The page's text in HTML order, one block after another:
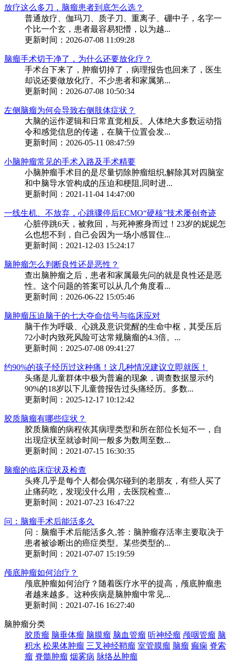
放疗这么多刀，脑瘤患者到底怎么选？
普通放疗、伽玛刀、质子刀、重离子、硼中子，名字一
个比一个玄，患者最容易犯懵，以为越...
更新时间：2026-07-08 11:09:28
脑瘤手术切干净了，为什么还要放化疗？
手术台下来了，肿瘤切掉了，病理报告也回来了，医生
却说还要做放化疗。不少患者和家属第...
更新时间：2026-07-08 10:50:34
左侧脑瘤为何会导致右侧肢体症状？
大脑的运作逻辑和日常直觉相反。人体绝大多数运动指
令和感觉信息的传递，在脑干位置会发...
更新时间：2026-05-11 08:47:59
小脑肿瘤常见的手术入路及手术精要
小脑肿瘤手术目的是尽量切除肿瘤组织,解除其对四脑室
和中脑导水管构成的压迫和梗阻,同时进...
更新时间：2021-11-04 14:47:00
一线生机、不放弃，心跳骤停后ECMO“硬核”技术屡创奇迹
心脏停跳6天，被救回，与死神擦身而过！23岁的妮妮怎
么也想不到，自己会因为一场小感冒住...
更新时间：2021-12-03 15:24:17
脑肿瘤怎么判断良性还是恶性？
查出脑肿瘤之后，患者和家属最先问的就是良性还是恶
性。这个问题的答案可以从几个角度看...
更新时间：2026-06-22 15:05:46
脑肿瘤压迫脑干的七大夺命信号与临床应对
脑干作为呼吸、心跳及意识觉醒的生命中枢，其受压后
72小时内致死风险可达常规脑瘤的4.3倍。...
更新时间：2025-07-08 09:41:27
约90%的孩子经历过这种痛！这几种情况建议立即就医！
头痛是儿童群体中极为普遍的现象，调查数据显示约
90%的18岁以下儿童曾报告过头痛经历。多数...
更新时间：2025-12-17 10:12:42
胶质脑瘤有哪些症状？
胶质脑瘤的病程依其病理类型和所在部位长短不一，自
出现症状至就诊时间一般多为数周至数...
更新时间：2021-07-15 16:30:35
脑瘤的临床症状及检查
头疼几乎是每个人都会偶尔碰到的老朋友，有些人买了
止痛药吃，发现没什么用，去医院检查...
更新时间：2021-07-23 16:47:22
问：脑瘤手术后能活多久
问：脑瘤手术后能活多久,答：脑肿瘤存活率主要取决于
患者被诊断出的癌症类型。某些类型的...
更新时间：2021-07-07 15:19:59
颅底肿瘤如何治疗？
颅底肿瘤如何治疗？随着医疗水平的提高，颅底肿瘤患
者越来越多。这种疾病是脑肿瘤中常见...
更新时间：2021-07-16 16:27:40
脑肿瘤分类
胶质瘤 脑垂体瘤 脑膜瘤 脑血管瘤 听神经瘤 颅咽管瘤 脑
积水 松果体肿瘤 三叉神经鞘瘤 室管膜瘤 脑瘤 癫痫 脊索
瘤 脊髓肿瘤 烟雾病 脉络丛肿瘤